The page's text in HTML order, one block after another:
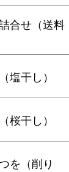
合せ（送料
塩干し）
桜干し）
を（削り